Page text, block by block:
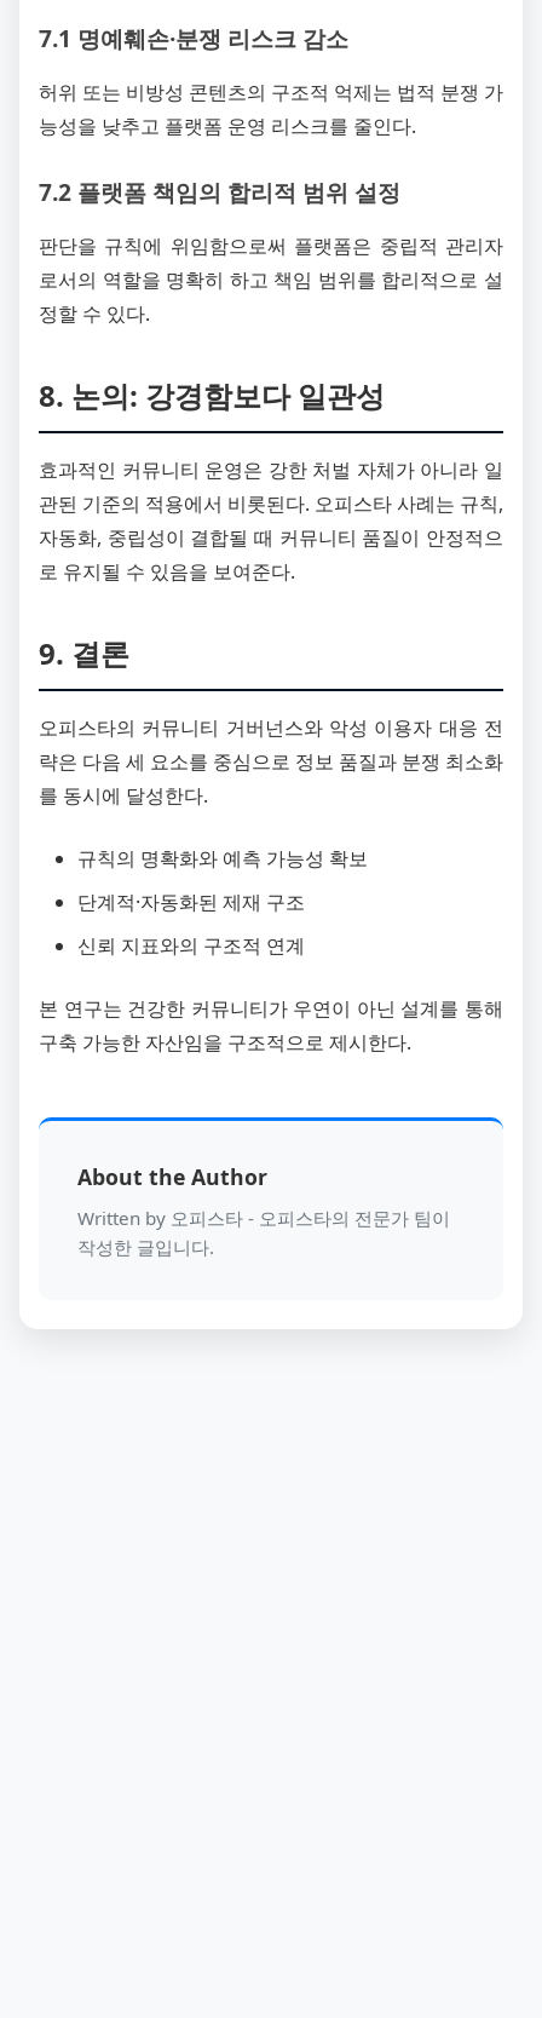
7.1 명예훼손·분쟁 리스크 감소
허위 또는 비방성 콘텐츠의 구조적 억제는 법적 분쟁 가
능성을 낮추고 플랫폼 운영 리스크를 줄인다.
7.2 플랫폼 책임의 합리적 범위 설정
판단을 규칙에 위임함으로써 플랫폼은 중립적 관리자
로서의 역할을 명확히 하고 책임 범위를 합리적으로 설
정할 수 있다.
8. 논의: 강경함보다 일관성
효과적인 커뮤니티 운영은 강한 처벌 자체가 아니라 일
관된 기준의 적용에서 비롯된다. 오피스타 사례는 규칙,
자동화, 중립성이 결합될 때 커뮤니티 품질이 안정적으
로 유지될 수 있음을 보여준다.
9. 결론
오피스타의 커뮤니티 거버넌스와 악성 이용자 대응 전
략은 다음 세 요소를 중심으로 정보 품질과 분쟁 최소화
를 동시에 달성한다.
규칙의 명확화와 예측 가능성 확보
단계적·자동화된 제재 구조
신뢰 지표와의 구조적 연계
본 연구는 건강한 커뮤니티가 우연이 아닌 설계를 통해
구축 가능한 자산임을 구조적으로 제시한다.
About the Author
Written by 오피스타 - 오피스타의 전문가 팀이
작성한 글입니다.